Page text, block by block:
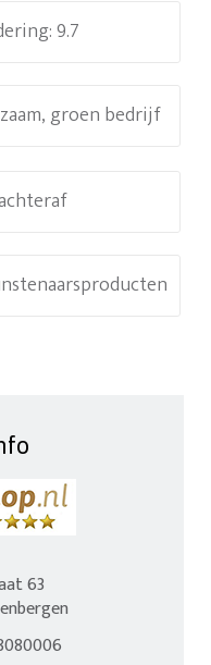
9.7
groen bedrijf
63